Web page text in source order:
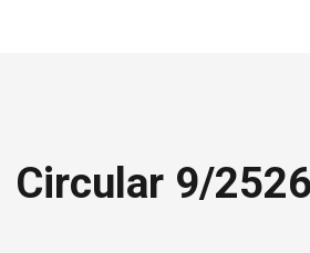
Circular 9/2526